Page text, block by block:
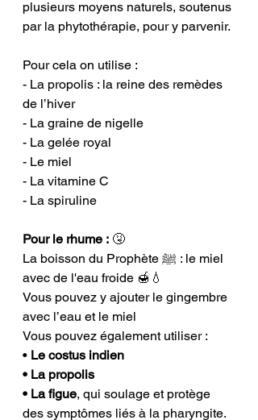
plusieurs moyens naturels, soutenus
par la phytothérapie, pour y parvenir.
Pour cela on utilise :
- La propolis : la reine des remèdes
de l’hiver
- La graine de nigelle
- La gelée royal
- Le miel
- La vitamine C
- La spiruline
Pour le rhume : 🤧
La boisson du Prophète ﷺ : le miel
avec de l'eau froide 🍯💧
Vous pouvez y ajouter le gingembre
avec l’eau et le miel
Vous pouvez également utiliser :
• Le costus indien
• La propolis
• La figue, qui soulage et protège
des symptômes liés à la pharyngite.